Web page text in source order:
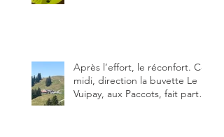
Après l’effort, le réconfort. Ce
midi, direction la buvette Le
Vuipay, aux Paccots, fait partie